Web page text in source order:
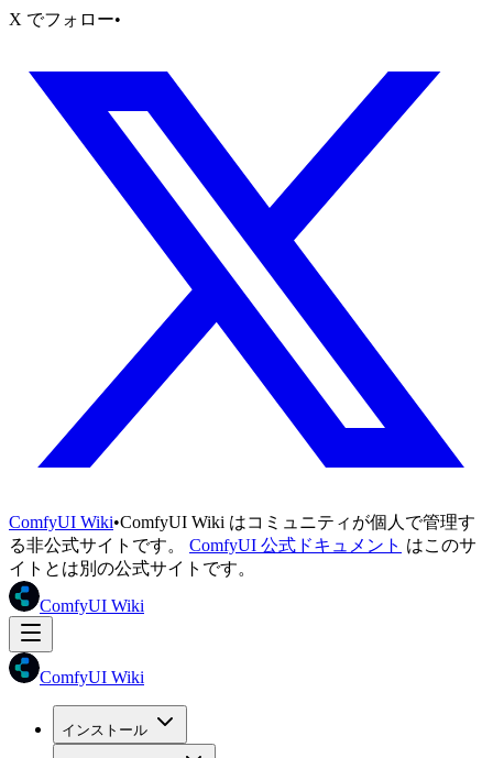
X でフォロー•
ComfyUI Wiki•ComfyUI Wiki はコミュニティが個人で管理す
る非公式サイトです。
ComfyUI 公式ドキュメント はこのサ
イトとは別の公式サイトです。
ComfyUI Wiki
ComfyUI Wiki
インストール